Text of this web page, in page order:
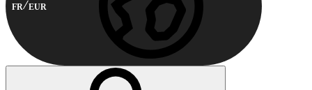
FR EUR